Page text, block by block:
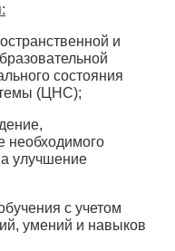
и
состояния
(ЦНС);
необходимого
улучшение
с учетом
умений и навыков